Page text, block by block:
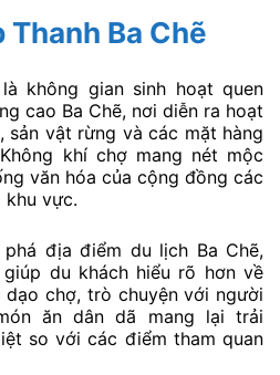
Ba Chẽ
không gian sinh hoạt quen
cao Ba Chẽ, nơi diễn ra hoạt
sản vật rừng và các mặt hàng
khí chợ mang nét mộc
văn hóa của cộng đồng các
vực.
địa điểm du lịch Ba Chẽ,
du khách hiểu rõ hơn về
dạo chợ, trò chuyện với người
ăn dân dã mang lại trải
so với các điểm tham quan